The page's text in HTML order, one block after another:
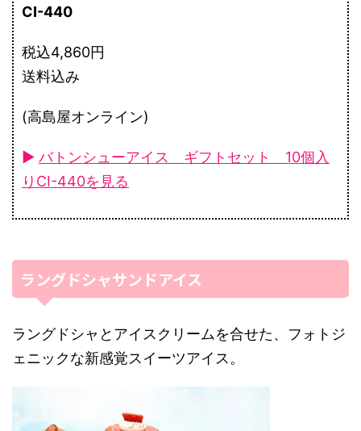
CI-440
税込4,860円
送料込み
(高島屋オンライン)
► バトンシューアイス ギフトセット 10個入
りCI-440を見る
ラングドシャサンドアイス
ラングドシャとアイスクリームを合せた、フォトジ
ェニックな新感覚スイーツアイス。